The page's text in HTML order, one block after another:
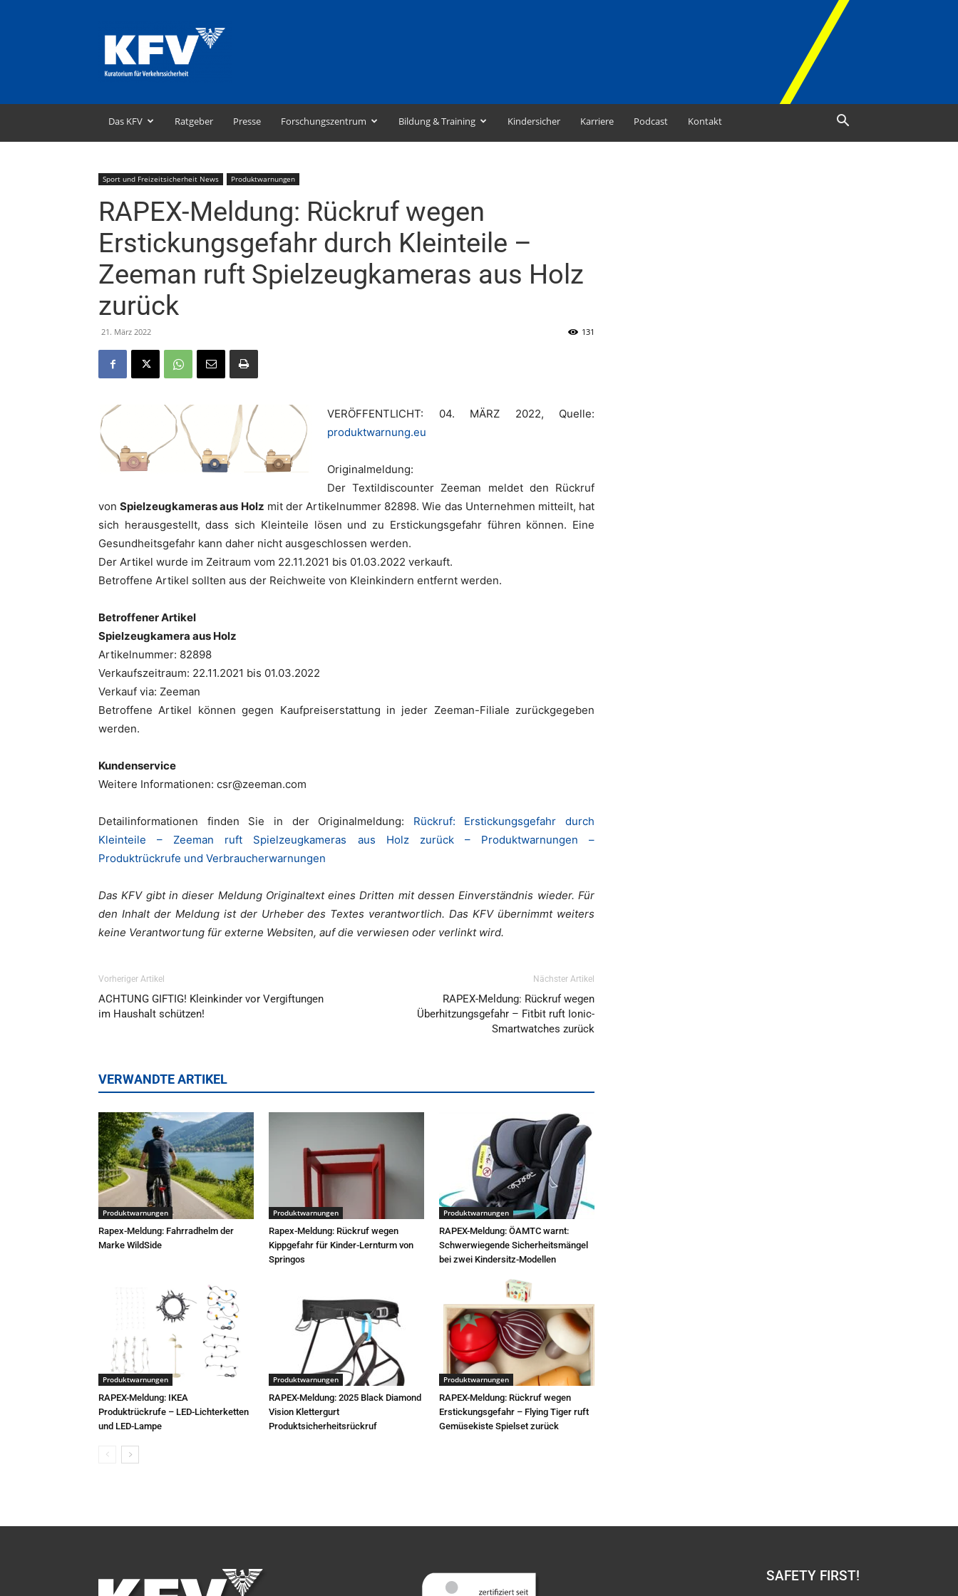
–
Kuratorium
für
Das KFV Ratgeber Presse Forschungszentrum Bildung & Training Kindersicher Karriere Podcast Kontakt
Sport und Freizeitsicherheit News Produktwarnungen
RAPEX-Meldung: Rückruf wegen
Erstickungsgefahr durch Kleinteile –
Zeeman ruft Spielzeugkameras aus Holz
zurück
21. März 2022 131
VERÖFFENTLICHT: 04. MÄRZ 2022, Quelle:
produktwarnung.eu
Originalmeldung:
Der Textildiscounter Zeeman meldet den Rückruf
vonSpielzeugkameras aus Holz mit der Artikelnummer 82898. Wie das Unternehmen mitteilt, hat
sich herausgestellt, dass sich Kleinteile lösen und zu Erstickungsgefahr führen können. Eine
Gesundheitsgefahr kann daher nicht ausgeschlossen werden.
Der Artikel wurde im Zeitraum vom 22.11.2021 bis 01.03.2022 verkauft.
Betroffene Artikel sollten aus der Reichweite von Kleinkindern entfernt werden.
Betroffener Artikel
Spielzeugkamera aus Holz
Artikelnummer: 82898
Verkaufszeitraum: 22.11.2021 bis 01.03.2022
Verkauf via: Zeeman
Betroffene Artikel können gegen Kaufpreiserstattung in jeder Zeeman-Filiale zurückgegeben
werden.
Kundenservice
Weitere Informationen: csr@zeeman.com
Detailinformationen finden Sie in der Originalmeldung: Rückruf: Erstickungsgefahr durch
Kleinteile – Zeeman ruft Spielzeugkameras aus Holz zurück – Produktwarnungen –
Produktrückrufe und Verbraucherwarnungen
Das KFV gibt in dieser Meldung Originaltext eines Dritten mit dessen Einverständnis wieder. Für
den Inhalt der Meldung ist der Urheber des Textes verantwortlich. Das KFV übernimmt weiters
keine Verantwortung für externe Websiten, auf die verwiesen oder verlinkt wird.
Vorheriger Artikel
ACHTUNG GIFTIG! Kleinkinder vor Vergiftungen
im Haushalt schützen!
Nächster Artikel
RAPEX-Meldung: Rückruf wegen
Überhitzungsgefahr – Fitbit ruft Ionic-
Smartwatches zurück
VERWANDTE ARTIKEL
Produktwarnungen
Rapex-Meldung: Fahrradhelm der
Marke WildSide
Produktwarnungen
Rapex-Meldung: Rückruf wegen
Kippgefahr für Kinder-Lernturm von
Springos
Produktwarnungen
RAPEX-Meldung: ÖAMTC warnt:
Schwerwiegende Sicherheitsmängel
bei zwei Kindersitz-Modellen
Produktwarnungen
RAPEX-Meldung: IKEA
Produktrückrufe – LED-Lichterketten
und LED-Lampe
Produktwarnungen
RAPEX-Meldung: 2025 Black Diamond
Vision Klettergurt
Produktsicherheitsrückruf
Produktwarnungen
RAPEX-Meldung: Rückruf wegen
Erstickungsgefahr – Flying Tiger ruft
Gemüsekiste Spielset zurück
SAFETY FIRST!